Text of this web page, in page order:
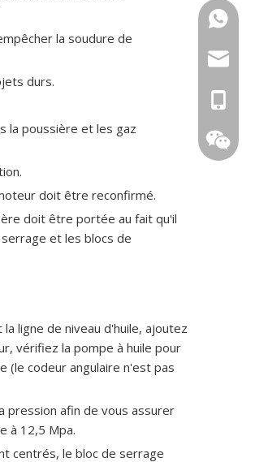
la soudure de
durs.
la poussière et les gaz
doit être reconfirmé.
doit être portée au fait qu'il
et les blocs de
ligne de niveau d'huile, ajoutez
vérifiez la pompe à huile pour
(le codeur angulaire n'est pas
pression afin de vous assurer
à 12,5 Mpa.
centrés, le bloc de serrage
+86
0086